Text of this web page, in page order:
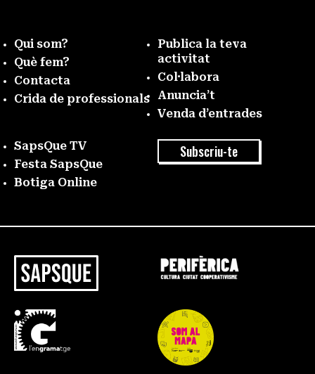
Qui som?
Què fem?
Contacta
Crida de professionals
Publica la teva
activitat
Col·labora
Anuncia’t
Venda d’entrades
SapsQue TV
Festa SapsQue
Botiga Online
Subscriu-te